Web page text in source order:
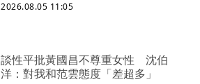
2026.08.05 11:05
談性平批黃國昌不尊重女性 沈伯
洋：對我和范雲態度「差超多」